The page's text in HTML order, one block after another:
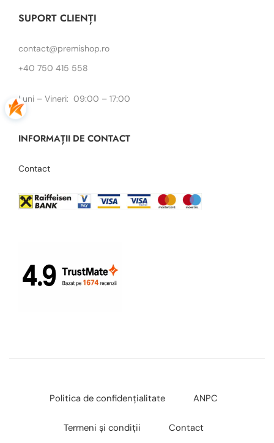
SUPORT CLIENȚI
contact@premishop.ro
+40 750 415 558
Luni – Vineri: 09:00 – 17:00
INFORMAȚII DE CONTACT
Contact
Politica de confidențialitate ANPC
Termeni și condiții Contact